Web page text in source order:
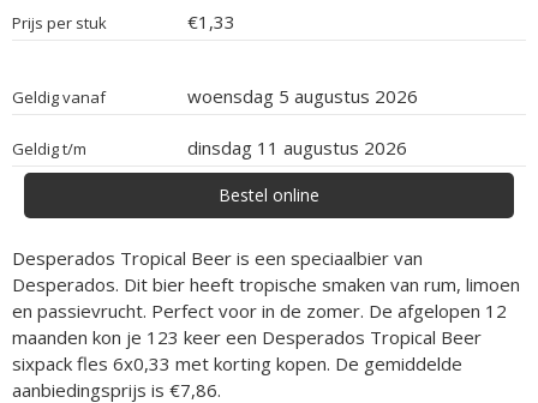
Prijs per stuk €1,33
Geldig vanaf woensdag 5 augustus 2026
Geldig t/m dinsdag 11 augustus 2026
Bestel online
Desperados Tropical Beer is een speciaalbier van
Desperados. Dit bier heeft tropische smaken van rum, limoen
en passievrucht. Perfect voor in de zomer. De afgelopen 12
maanden kon je 123 keer een Desperados Tropical Beer
sixpack fles 6x0,33 met korting kopen. De gemiddelde
aanbiedingsprijs is €7,86.